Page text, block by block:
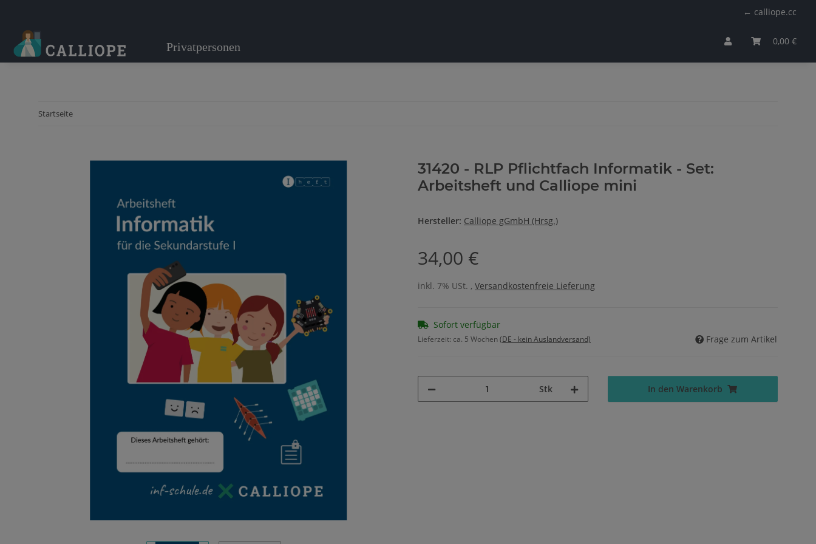
← calliope.cc
0,00 €
Privatpersonen
Startseite
31420 - RLP Pflichtfach Informatik - Set:
Arbeitsheft und Calliope mini
Hersteller: Calliope gGmbH (Hrsg.)
34,00 €
inkl. 7% USt. , Versandkostenfreie Lieferung
Sofort verfügbar
Lieferzeit: ca. 5 Wochen(DE - kein Auslandversand) Frage zum Artikel
Stk In den Warenkorb